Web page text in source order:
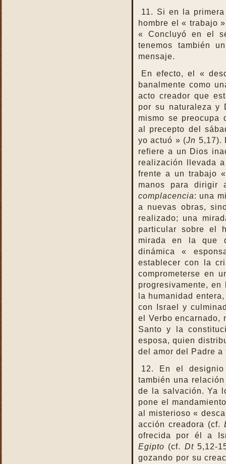
11. Si en la
hombre el « trabajo
« Concluyó en el
tenemos también
mensaje.
En efecto, el «
banalmente como
acto creador que
por su naturaleza y
mismo se preocupa
al precepto del
yo actuó » (Jn 5,17).
refiere a un Dios
realización llevada
frente a un trabajo
manos para dirigir
complacencia: una
a nuevas obras,
realizado; una
particular sobre el
mirada en la que
dinámica «
establecer con la
comprometerse en
progresivamente,
la humanidad
con Israel y
el Verbo encarnado,
Santo y la
esposa, quien
del amor del Padre
12. En el
también una
de la salvación. Ya
pone el
al misterioso «
acción creadora (cf.
ofrecida por él a
Egipto (cf. Dt5,12-
gozando por su